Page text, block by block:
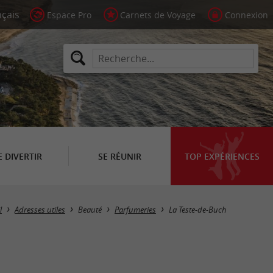
Espace Pro Carnets de Voyage Connexion
DIVERTIR SE RÉUNIR TOP EXPÉRIENCES
Masquer la carte
Adresses utiles Beauté Parfumeries La Teste-de-Buch